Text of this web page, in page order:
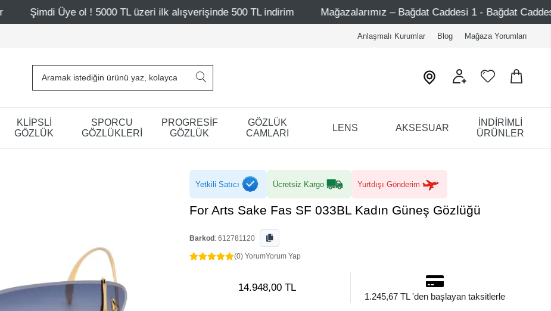
TL üzeri ilk alışverişinde 500 TL indirim Mağazalarımız – Bağdat Caddesi 1 - Bağdat Caddesi 2 - Nişantaşı –
Anlaşmalı Kurumlar Blog Mağaza Yorumları
KLİPSLİ
GÖZLÜK
SPORCU
GÖZLÜKLERİ
PROGRESİF
GÖZLÜK
GÖZLÜK
CAMLARI
LENS AKSESUAR
İNDİRİMLİ
ÜRÜNLER
Yetkili Satıcı Ücretsiz Kargo Yurtdışı Gönderim
For Arts Sake Fas SF 033BL Kadın Güneş Gözlüğü
Barkod : 612781120
(0) YorumYorum Yap
14.948,00 TL
1.245,67 TL 'den başlayan taksitlerle